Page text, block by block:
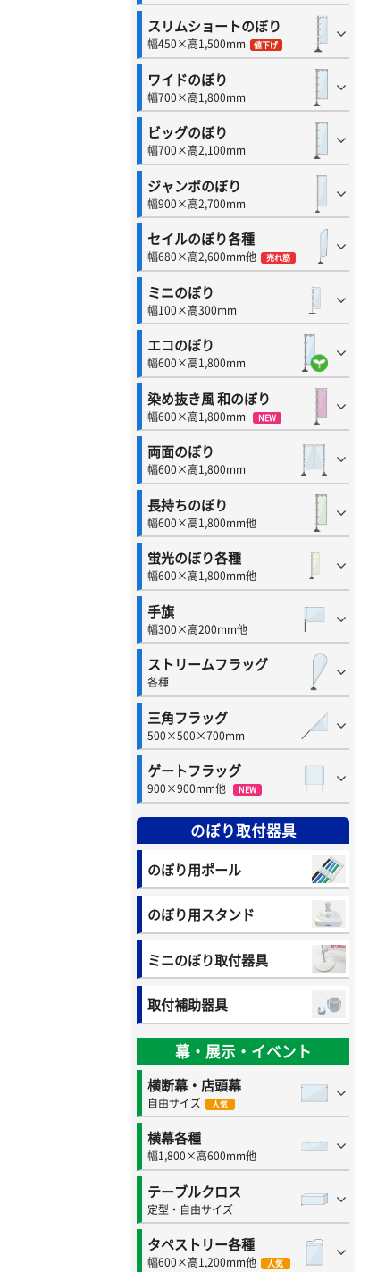
スリムショートのぼり
幅450×高1,500mm 値下げ
ワイドのぼり
幅700×高1,800mm
ビッグのぼり
幅700×高2,100mm
ジャンボのぼり
幅900×高2,700mm
セイルのぼり各種
幅680×高2,600mm他 売れ筋
ミニのぼり
幅100×高300mm
エコのぼり
幅600×高1,800mm
染め抜き風 和のぼり
幅600×高1,800mm NEW
両面のぼり
幅600×高1,800mm
長持ちのぼり
幅600×高1,800mm他
蛍光のぼり各種
幅600×高1,800mm他
手旗
幅300×高200mm他
ストリームフラッグ
各種
三角フラッグ
500×500×700mm
ゲートフラッグ
900×900mm他 NEW
のぼり取付器具
のぼり用ポール
のぼり用スタンド
ミニのぼり取付器具
取付補助器具
幕・展示・イベント
横断幕・店頭幕
自由サイズ 人気
横幕各種
幅1,800×高600mm他
テーブルクロス
定型・自由サイズ
タペストリー各種
幅600×高1,200mm他 人気